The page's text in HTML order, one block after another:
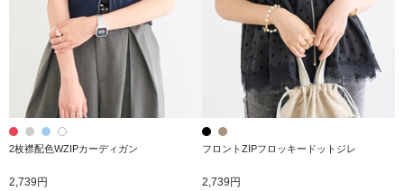
2枚襟配色WZIPカーディガン
2,739円
フロントZIPフロッキードットジレ
2,739円